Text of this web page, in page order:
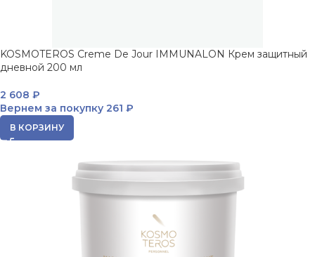
KOSMOTEROS Creme De Jour IMMUNALON Крем защитный
дневной 200 мл
2 608 ₽
Вернем за покупку 261 ₽
В КОРЗИНУ